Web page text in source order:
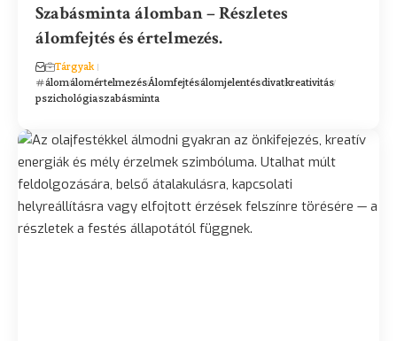
Szabásminta álomban – Részletes
álomfejtés és értelmezés.
Tárgyak
álomálomértelmezésÁlomfejtésálomjelentésdivatkreativitás
pszichológiaszabásminta